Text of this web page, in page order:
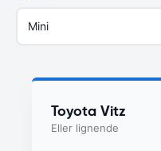
Mini
Toyota Vitz
Eller lignende